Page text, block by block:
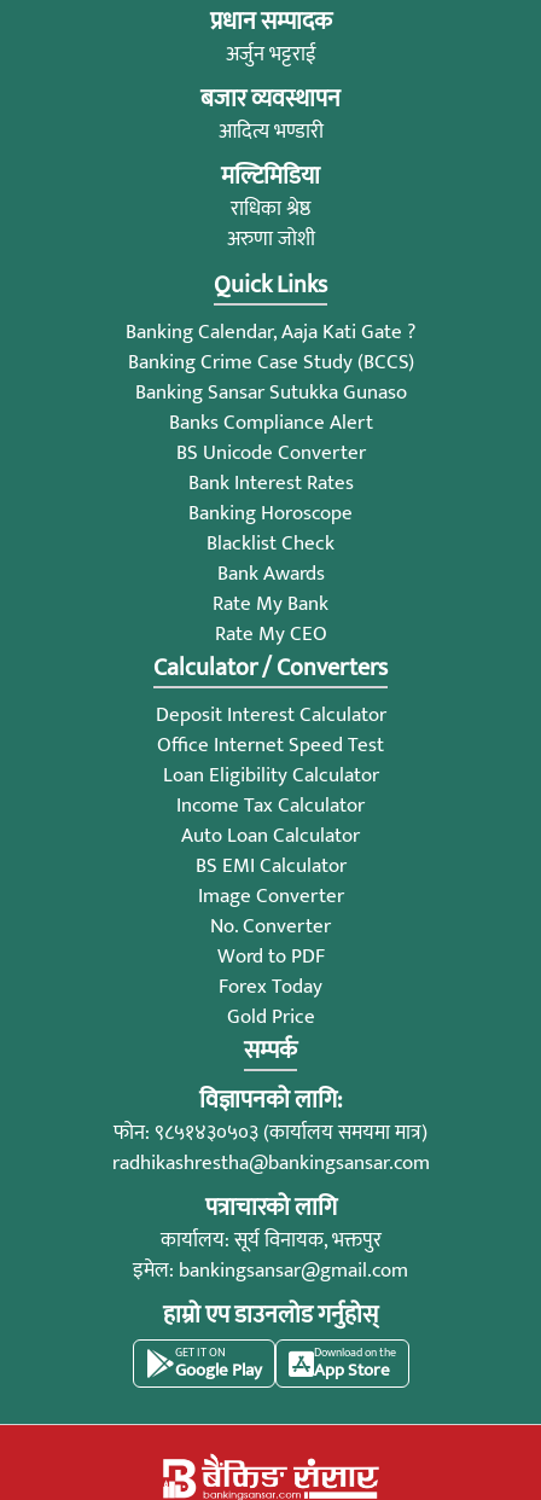
प्रधान सम्पादक
अर्जुन भट्टराई
बजार व्यवस्थापन
आदित्य भण्डारी
मल्टिमिडिया
राधिका श्रेष्ठ
अरुणा जोशी
Quick Links
Banking Calendar, Aaja Kati Gate ?
Banking Crime Case Study (BCCS)
Banking Sansar Sutukka Gunaso
Banks Compliance Alert
BS Unicode Converter
Bank Interest Rates
Banking Horoscope
Blacklist Check
Bank Awards
Rate My Bank
Rate My CEO
Calculator / Converters
Deposit Interest Calculator
Office Internet Speed Test
Loan Eligibility Calculator
Income Tax Calculator
Auto Loan Calculator
BS EMI Calculator
Image Converter
No. Converter
Word to PDF
Forex Today
Gold Price
सम्पर्क
विज्ञापनको लागि:
फोन: ९८५१४३०५०३ (कार्यालय समयमा मात्र)
radhikashrestha@bankingsansar.com
पत्राचारको लागि
कार्यालय: सूर्य विनायक, भक्तपुर
इमेल: bankingsansar@gmail.com
हाम्रो एप डाउनलोड गर्नुहोस्
GET IT ON
Google Play
Download on the
App Store